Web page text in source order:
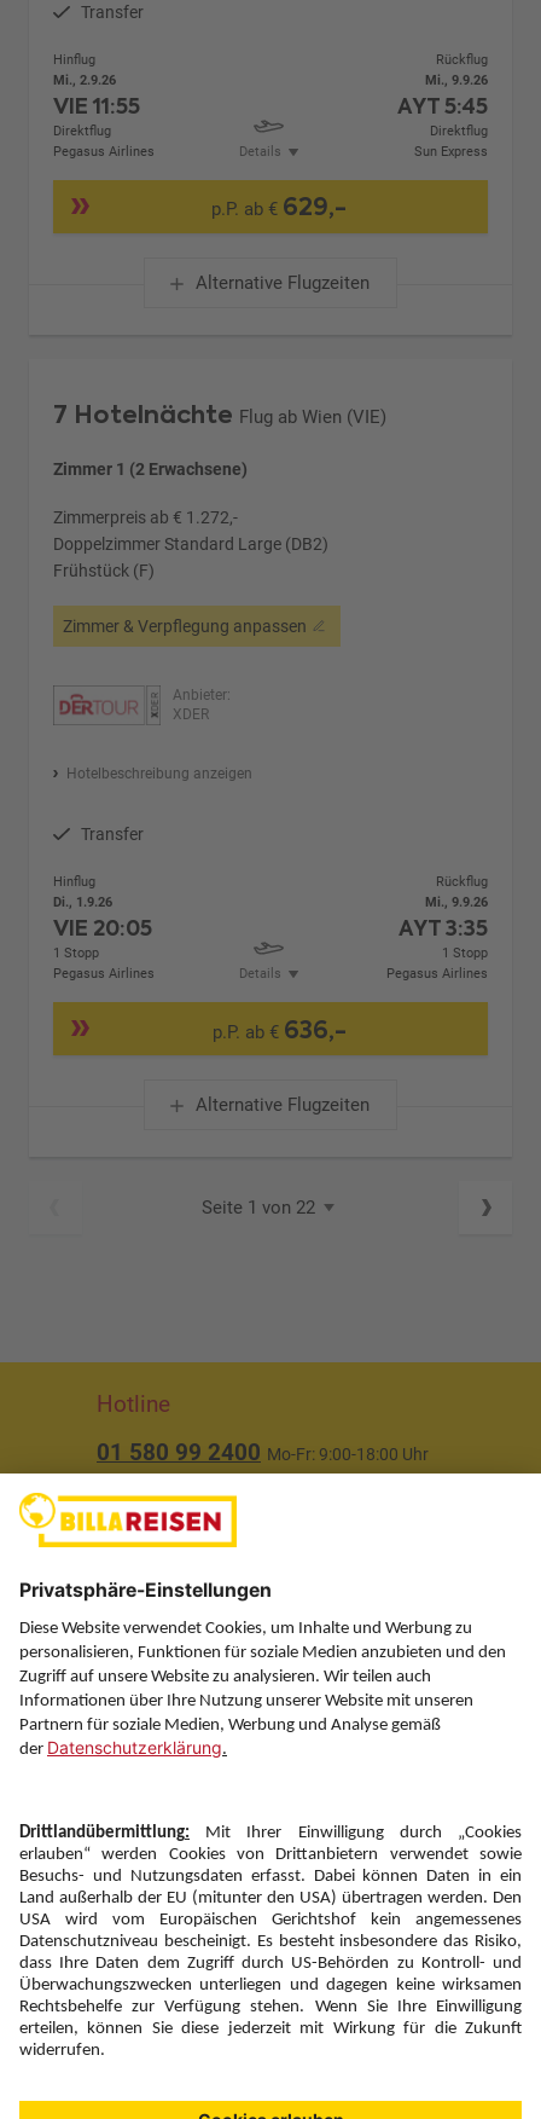
Transfer
Hinflug
Mi., 2.9.26
VIE11:55
Direktflug
Pegasus Airlines
Details
Rückflug
Mi., 9.9.26
AYT5:45
Direktflug
Sun Express
p.P. ab € 629,-
Alternative Flugzeiten
7 Hotelnächte Flug ab Wien (VIE)
Zimmer 1 (2 Erwachsene)
Zimmerpreis ab € 1.272,-
Doppelzimmer Standard Large (DB2)
Frühstück (F)
Zimmer & Verpflegung anpassen
Anbieter:
XDER
Hotelbeschreibung anzeigen
Transfer
Hinflug
Di., 1.9.26
VIE 20:05
1 Stopp
Pegasus Airlines
Details
Rückflug
Mi., 9.9.26
AYT3:35
1 Stopp
Pegasus Airlines
p.P. ab € 636,-
Alternative Flugzeiten
Seite 1 von 22
Hotline
01 580 99 2400 Mo-Fr: 9:00-18:00 Uhr
(ausgenommen Feiertage)
Über uns
Service
Information
Folgen Sie uns auf
Newsletter:
Anmelden
Fairness und Unsere Inhalte: Standards und